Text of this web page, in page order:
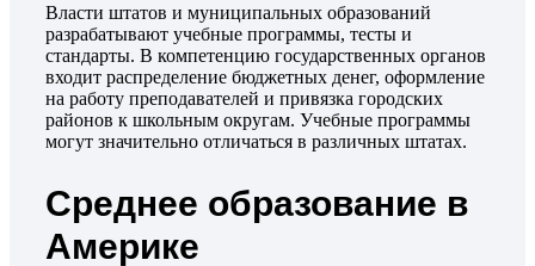
Власти штатов и муниципальных образований
разрабатывают учебные программы, тесты и
стандарты. В компетенцию государственных органов
входит распределение бюджетных денег, оформление
на работу преподавателей и привязка городских
районов к школьным округам. Учебные программы
могут значительно отличаться в различных штатах.
Среднее образование в
Америке